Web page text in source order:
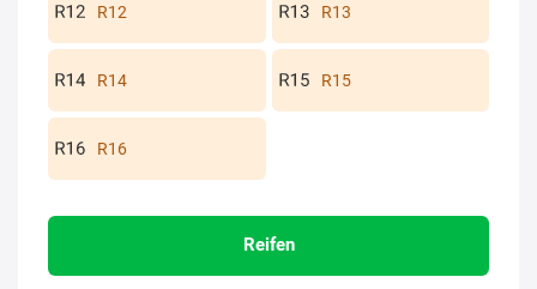
R12 R13
R14 R15
R16
Reifen